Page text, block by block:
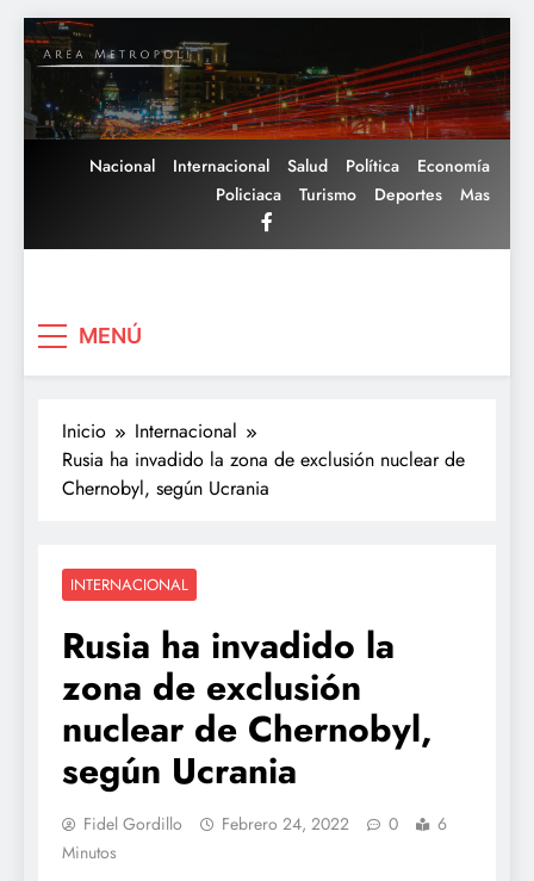
Saltar
al
contenido
Nacional Internacional Salud Política
Economía
Policiaca
Turismo Deportes Mas
MENÚ
Inicio
Internacional
Rusia ha invadido la zona de exclusión nuclear de
Chernobyl, según Ucrania
INTERNACIONAL
Rusia ha invadido la
zona de exclusión
nuclear de Chernobyl,
según Ucrania
Fidel Gordillo Febrero 24, 2022 0
6
Minutos